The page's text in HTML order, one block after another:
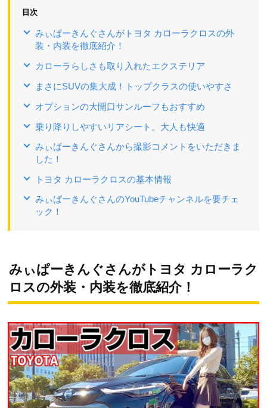
目次
みぃぱーきんぐさんがトヨタ カローラクロスの外
装・内装を徹底紹介！
カローラらしさも取り入れたエクステリア
まさにSUVの集大成！トップクラスの使いやすさ
オプションの大開口サンルーフもおすすめ
乗り降りしやすいリアシート。大人も快適
みぃぱーきんぐさんから撮影コメントをいただきま
した！
トヨタ カローラクロスの基本情報
みぃぱーきんぐさんのYouTubeチャンネルを要チェ
ック！
みぃぱーきんぐさんがトヨタ カローラク
ロスの外装・内装を徹底紹介！